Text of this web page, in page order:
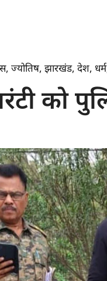
, ज्योतिष, झारखंड, देश, धर्म
को